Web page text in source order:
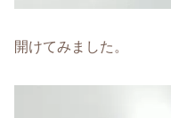
開けてみました。